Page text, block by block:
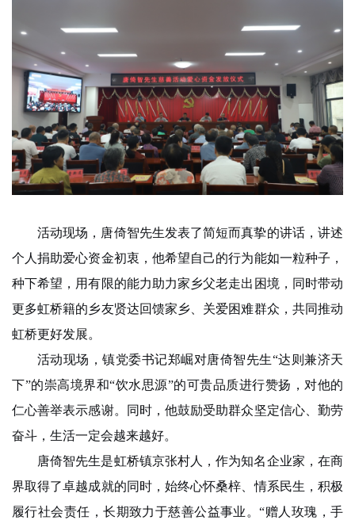
活动现场，唐倚智先生发表了简短而真挚的讲话，讲述
个人捐助爱心资金初衷，他希望自己的行为能如一粒种子，
种下希望，用有限的能力助力家乡父老走出困境，同时带动
更多虹桥籍的乡友贤达回馈家乡、关爱困难群众，共同推动
虹桥更好发展。
活动现场，镇党委书记郑崛对唐倚智先生“达则兼济天
下”的崇高境界和“饮水思源”的可贵品质进行赞扬，对他的
仁心善举表示感谢。同时，他鼓励受助群众坚定信心、勤劳
奋斗，生活一定会越来越好。
唐倚智先生是虹桥镇京张村人，作为知名企业家，在商
界取得了卓越成就的同时，始终心怀桑梓、情系民生，积极
履行社会责任，长期致力于慈善公益事业。“赠人玫瑰，手